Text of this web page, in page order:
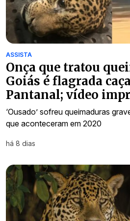
ASSISTA
Onça que tratou
Goiás é flagrada
Pantanal; vídeo
‘Ousado’ sofreu queimaduras
que aconteceram em 2020
há 8 dias